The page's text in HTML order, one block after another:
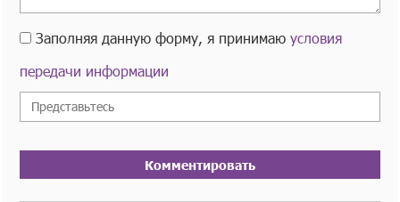
Заполняя данную форму, я принимаюусловия
передачи информации
Комментировать